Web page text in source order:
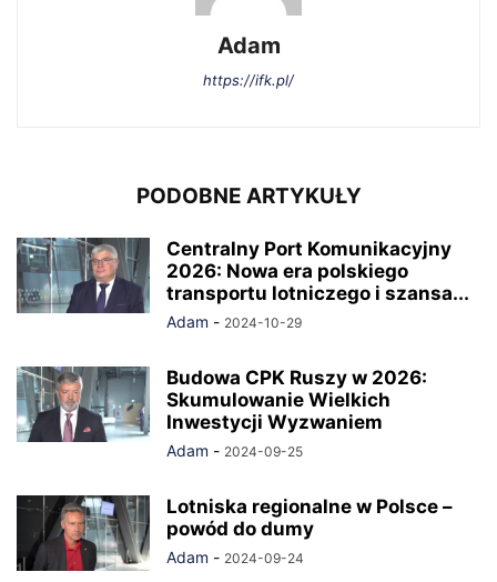
Adam
https://ifk.pl/
PODOBNE ARTYKUŁY
Centralny Port Komunikacyjny
2026: Nowa era polskiego
transportu lotniczego i szansa...
Adam - 2024-10-29
Budowa CPK Ruszy w 2026:
Skumulowanie Wielkich
Inwestycji Wyzwaniem
Adam - 2024-09-25
Lotniska regionalne w Polsce –
powód do dumy
Adam - 2024-09-24